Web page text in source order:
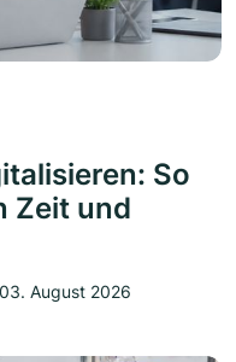
So
Zeit und
03. August 2026